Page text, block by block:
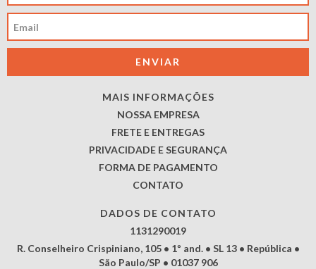
MAIS INFORMAÇÕES
NOSSA EMPRESA
FRETE E ENTREGAS
PRIVACIDADE E SEGURANÇA
FORMA DE PAGAMENTO
CONTATO
DADOS DE CONTATO
1131290019
R. Conselheiro Crispiniano, 105 • 1º and. • SL 13 • República •
São Paulo/SP • 01037 906